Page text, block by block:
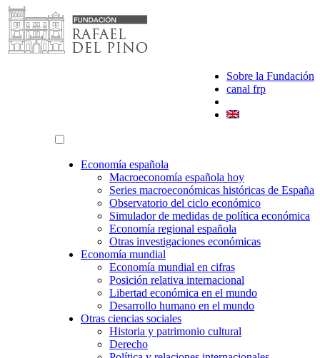
Saltar
al
contenido
Sobre la Fundación
canal frp
Economía española
Macroeconomía española hoy
Series macroeconómicas históricas de España
Observatorio del ciclo económico
Simulador de medidas de política económica
Economía regional española
Otras investigaciones económicas
Economía mundial
Economía mundial en cifras
Posición relativa internacional
Libertad económica en el mundo
Desarrollo humano en el mundo
Otras ciencias sociales
Historia y patrimonio cultural
Derecho